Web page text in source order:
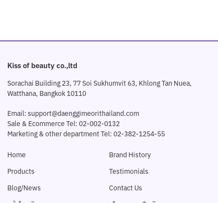
Kiss of beauty co.,ltd
Sorachai Building 23, 77 Soi Sukhumvit 63, Khlong Tan Nuea,
Watthana, Bangkok 10110
Email: support@daenggimeorithailand.com
Sale & Ecommerce Tel: 02-002-0132
Marketing & other department Tel: 02-382-1254-55
Home
Brand History
Products
Testimonials
Blog/News
Contact Us